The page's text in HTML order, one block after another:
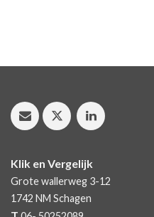
Klik en Vergelijk
Grote wallerweg 3-12
1742 NM Schagen